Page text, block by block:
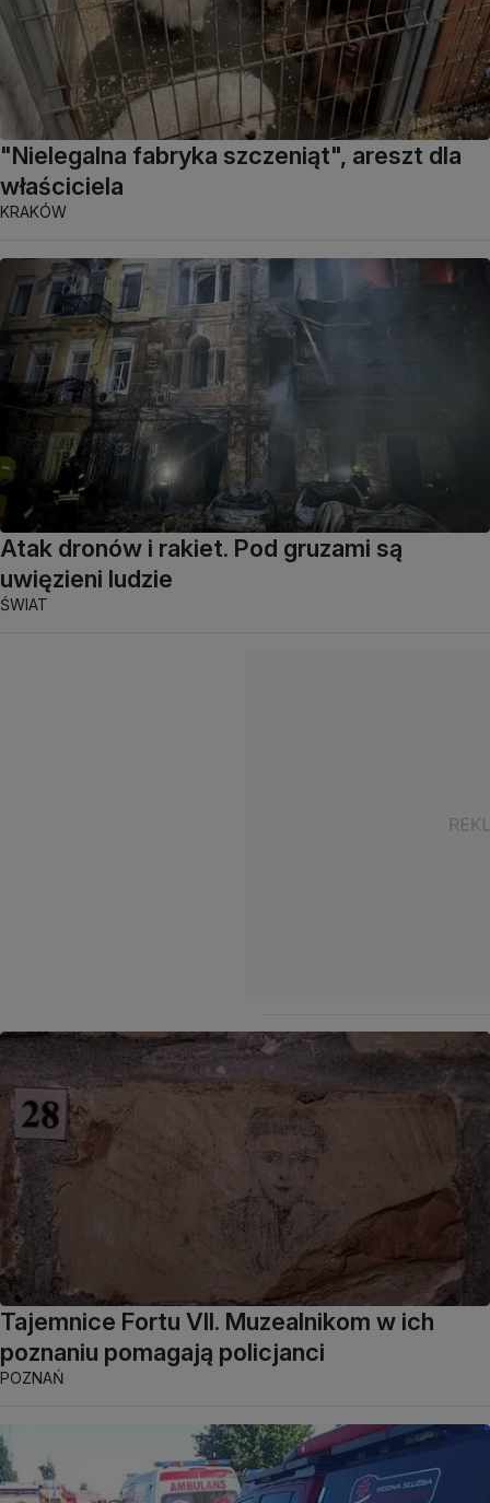
"Nielegalna fabryka szczeniąt", areszt dla
właściciela
KRAKÓW
Atak dronów i rakiet. Pod gruzami są
uwięzieni ludzie
ŚWIAT
Tajemnice Fortu VII. Muzealnikom w ich
poznaniu pomagają policjanci
POZNAŃ